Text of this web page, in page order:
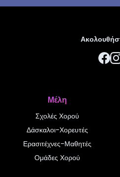
Μέλη
Σχολές Χορού
Δάσκαλοι-Χορευτές
Ερασιτέχνες-Μαθητές
Ομάδες Χορού